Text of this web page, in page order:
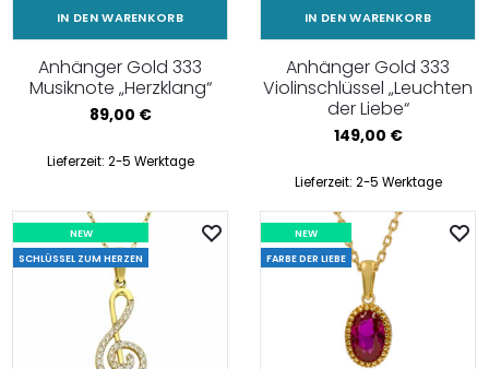
IN DEN WARENKORB
Anhänger Gold 333
Musiknote „Herzklang“
89,00 €
Lieferzeit: 2-5 Werktage
IN DEN WARENKORB
Anhänger Gold 333
Violinschlüssel „Leuchten
der Liebe“
149,00 €
Lieferzeit: 2-5 Werktage
NEW
SCHLÜSSEL ZUM HERZEN
NEW
FARBE DER LIEBE